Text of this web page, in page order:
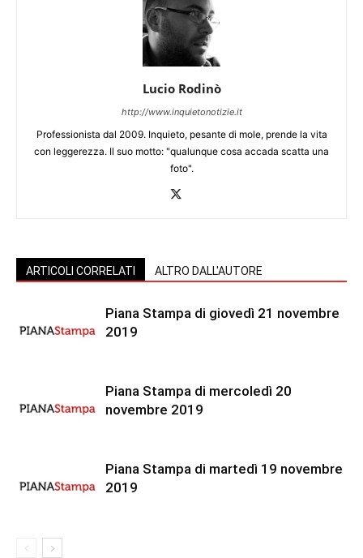
Lucio Rodinò
http://www.inquietonotizie.it
Professionista dal 2009. Inquieto, pesante di mole, prende la vita
con leggerezza. Il suo motto: "qualunque cosa accada scatta una
foto".
ARTICOLI CORRELATI ALTRO DALL'AUTORE
Piana Stampa di giovedì 21 novembre
2019
Piana Stampa di mercoledì 20
novembre 2019
Piana Stampa di martedì 19 novembre
2019